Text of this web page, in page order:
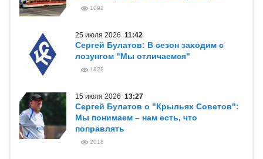
1092
25 июля 2026 11:42
Сергей Булатов: В сезон заходим с
лозунгом "Мы отличаемся"
1828
15 июля 2026 13:27
Сергей Булатов о "Крыльях Советов":
Мы понимаем – нам есть, что
поправлять
2018